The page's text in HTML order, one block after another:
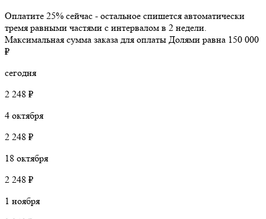
Оплатите 25% сейчас - остальное спишется автоматически
тремя равными частями с интервалом в 2 недели.
Максимальная сумма заказа для оплаты Долями равна 150 000
₽
сегодня
2 248 ₽
4 октября
2 248 ₽
18 октября
2 248 ₽
1 ноября